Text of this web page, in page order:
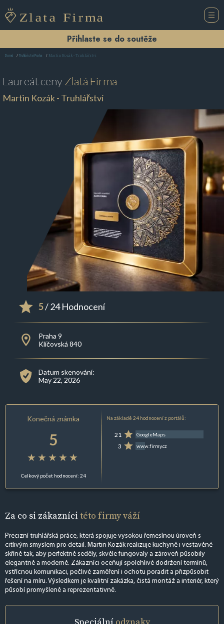
Přihlaste se do soutěže
Domů Truhlářství Praha Martin Kozák - Truhlářství
Laureát cenyZlatá Firma
Martin Kozák - Truhlářství
5/ 24 Hodnocení
Praha 9
Klíčovská 840
Datum skenování:
May 22, 2026
Konečná známka
5
Celkový počet hodnocení: 24
Na základě 24 hodnocení z portálů:
21 GoogleMaps
3 www.firmy.cz
Za co si zákazníci této firmy váží
Precizní truhlářská práce, která spojuje vysokou řemeslnou úroveň s
citlivým smyslem pro detail. Martin Kozák realizuje kuchyně i vestavěné
skříně tak, aby perfektně seděly, skvěle fungovaly a zároveň působily
elegantně a moderně. Zákazníci oceňují spolehlivé dodržení termínů,
vstřícnou komunikaci, pečlivé zaměření i ochotu poradit a přizpůsobit
řešení na míru. Výsledkem je kvalitní zakázka, čistá montáž a interiér, který
působí promyšleně a reprezentativně.